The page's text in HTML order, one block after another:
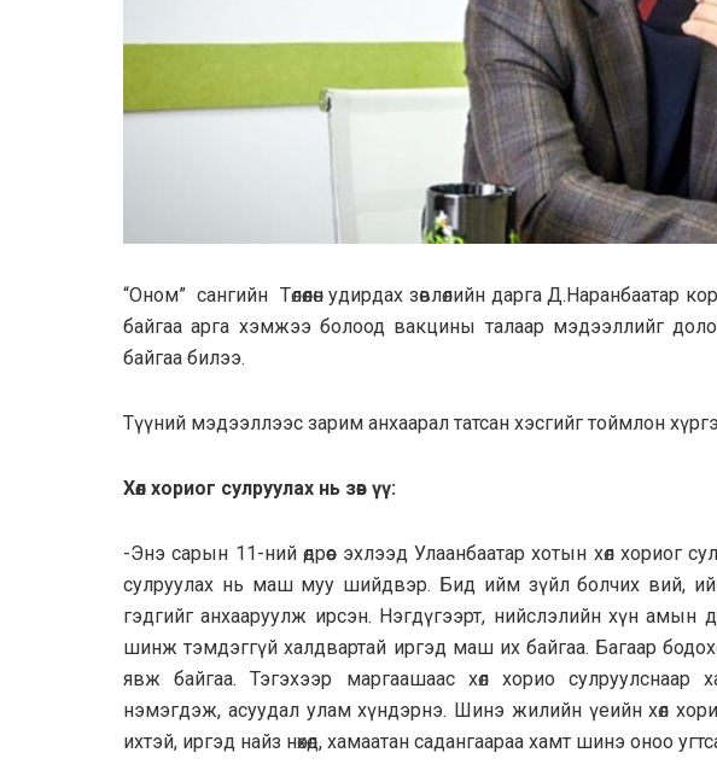
“Oном” сангийн Төлөөлөн удирдах зөвлөлийн дарга Д.Наранбаатар
байгаа арга хэмжээ болоод вакцины талаар мэдээллийг
байгаа билээ.
Түүний мэдээллээс зарим анхаарал татсан хэсгийг тоймлон
Хөл хориог сулруулах нь зөв үү:
-Энэ сарын 11-ний өдрөөс эхлээд Улаанбаатар хотын хөл хориог
сулруулах нь маш муу шийдвэр. Бид ийм зүйл болчих вий,
гэдгийг анхааруулж ирсэн. Нэгдүгээрт, нийслэлийн хүн амын
шинж тэмдэггүй халдвартай иргэд маш их байгаа. Багаар
явж байгаа. Тэгэхээр маргаашаас хөл хорио сулруулснаар
нэмэгдэж, асуудал улам хүндэрнэ. Шинэ жилийн үеийн хөл хорио
ихтэй, иргэд найз нөхөд, хамаатан садангаараа хамт шинэ оноо